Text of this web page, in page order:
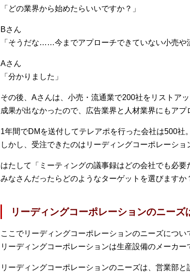
「どの業界から始めたらいいですか？」
Bさん
「そうだな……今までアプローチできていない小売や
Aさん
「分かりました」
その後、Aさんは、小売・流通業で200社をリストアッ
成果が出なかったので、広告業界と人材業界にもアプ
1年間でDMを送付してテレアポを行った会社は500社。
しかし、受注できたのはリーディングコーポレーショ
はたして「ミーティングの議事録はどの会社でも必
みなさんだったらどのようなターゲットを選びますか
リーディングコーポレーションのニーズ
ここでリーディングコーポレーションのニーズについ
リーディングコーポレーションは生産設備のメーカー
リーディングコーポレーションのニーズは、営業部